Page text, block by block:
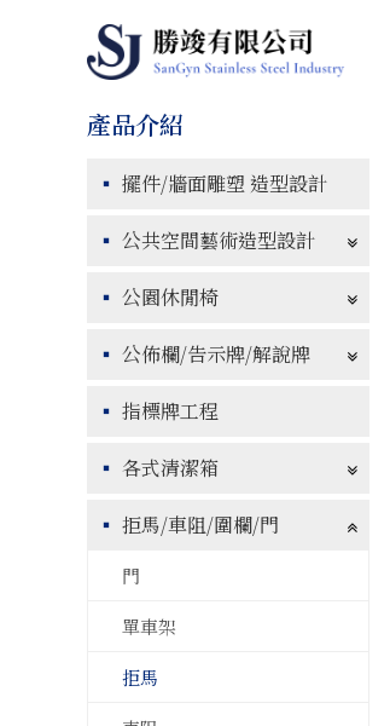
擺件/牆面雕塑 造型設計
公共空間藝術造型設計
公園休閒椅
公佈欄/告示牌/解說牌
指標牌工程
各式清潔箱
拒馬/車阻/圍欄/門
門
單車架
拒馬